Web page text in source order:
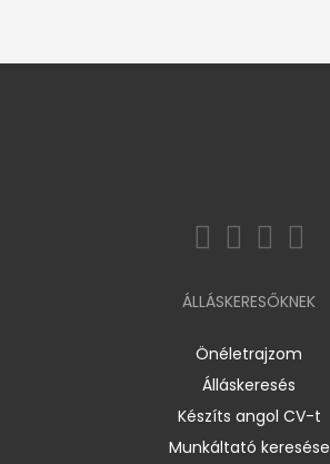
ÁLLÁSKERESŐKNEK
Önéletrajzom
Álláskeresés
Készíts angol CV-t
Munkáltató keresése